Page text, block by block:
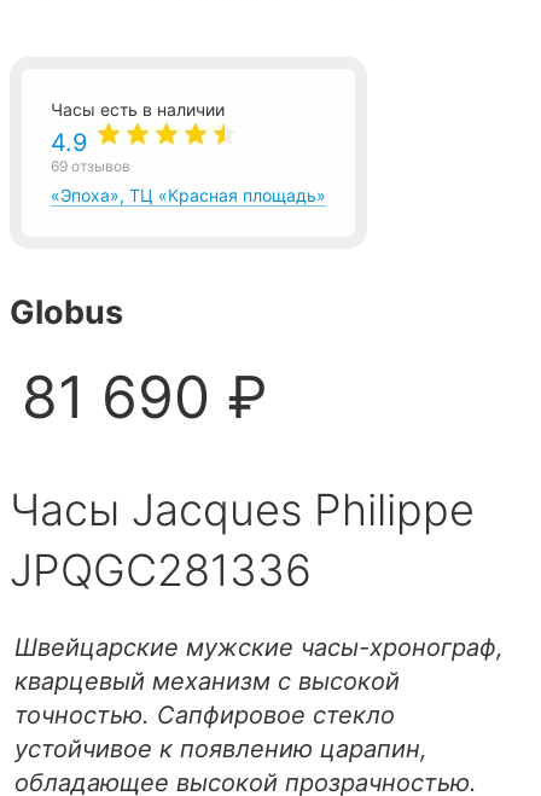
Часы есть в наличии
4.9
69 отзывов
«Эпоха», ТЦ «Красная площадь»
Globus
81 690 ₽
Часы Jacques Philippe
JPQGC281336
Швейцарские мужские часы-хронограф,
кварцевый механизм с высокой
точностью. Сапфировое стекло
устойчивое к появлению царапин,
обладающее высокой прозрачностью.